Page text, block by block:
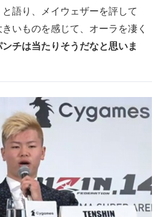
と語り、メイウェザーを評して
きいものを感じて、オーラを凄く
ンチは当たりそうだなと思いま